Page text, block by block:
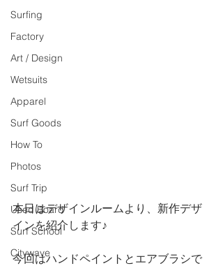
Surfing
Factory
Art / Design
Wetsuits
Apparel
Surf Goods
How To
Photos
Surf Trip
Used Board
Surf School
Citywave
本日はデザインルームより、新作デザ
インを紹介します♪
今回はハンドペイントとエアブラシで